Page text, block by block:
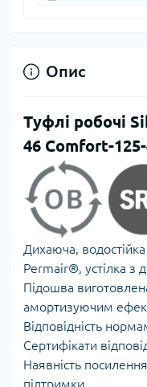
Опис
Туфлі робочі
46 Comfort-
Дихаюча,
Permair®, устілка з
Підошва
амортизуючим
Відповідність
Сертифікати
Наявність
підтримки.